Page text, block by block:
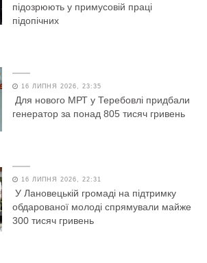
підозрюють у примусовій праці
підопічних
16 ЛИПНЯ 2026, 23:35
Для нового МРТ у Теребовлі придбали
генератор за понад 805 тисяч гривень
16 ЛИПНЯ 2026, 22:31
У Лановецькій громаді на підтримку
обдарованої молоді спрямували майже
300 тисяч гривень